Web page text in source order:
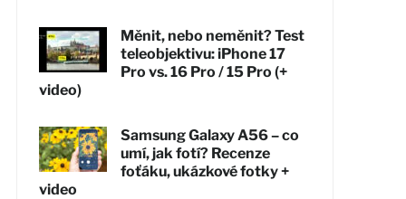
Měnit, nebo neměnit? Test
teleobjektivu: iPhone 17
Pro vs. 16 Pro / 15 Pro (+
video)
Samsung Galaxy A56 – co
umí, jak fotí? Recenze
foťáku, ukázkové fotky +
video